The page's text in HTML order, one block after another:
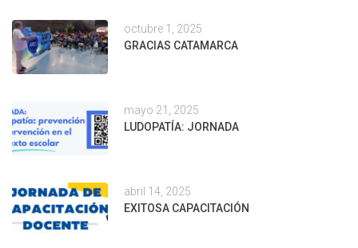
octubre 1, 2025
GRACIAS CATAMARCA
mayo 21, 2025
LUDOPATÍA: JORNADA
abril 14, 2025
EXITOSA CAPACITACIÓN